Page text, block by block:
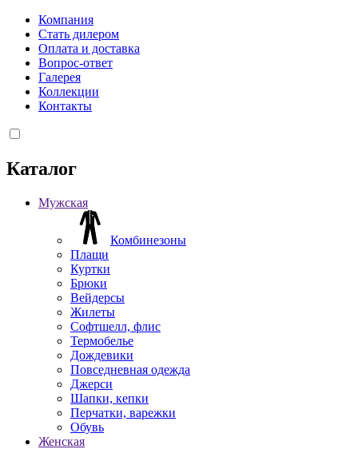
Компания
Стать дилером
Оплата и доставка
Вопрос-ответ
Галерея
Коллекции
Контакты
Каталог
Мужская
Комбинезоны
Плащи
Куртки
Брюки
Вейдерсы
Жилеты
Софтшелл, флис
Термобелье
Дождевики
Повседневная одежда
Джерси
Шапки, кепки
Перчатки, варежки
Обувь
Женская